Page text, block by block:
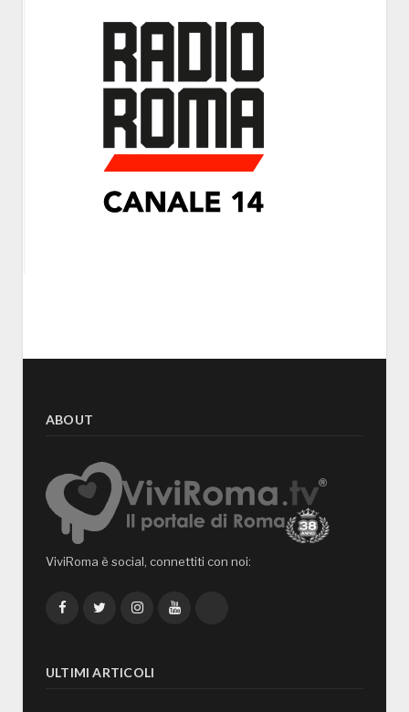
ABOUT
ViviRoma è social, connettiti con noi:
FacebookTwitterInstagramYouTube
ULTIMI ARTICOLI